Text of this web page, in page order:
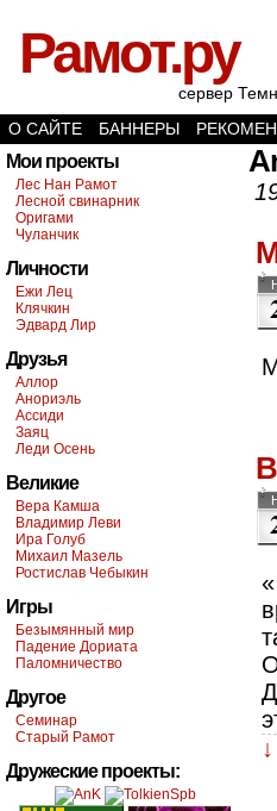
Рамот.ру
сервер
О САЙТЕ
БАННЕРЫ
Мои проекты
Лес Нан Рамот
Лесной свинарник
Оригами
Чуланчик
Личности
Ежи Лец
Клячкин
Эдвард Лир
Друзья
Аллор
Анориэль
Ассиди
Заяц
Леди Осень
Великие
Вера Камша
Владимир Леви
Ира Голуб
Михаил Мазель
Ростислав Чебыкин
Игры
Безымянный мир
Падение Дориата
Паломничество
Другое
Семинар
Старый Рамот
Дружеские проекты: